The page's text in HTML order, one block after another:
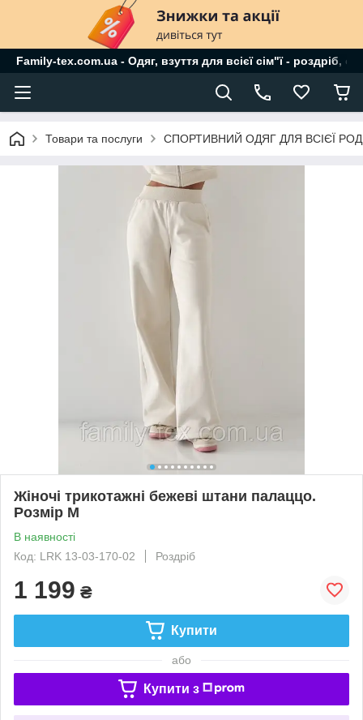
Family-tex.com.ua - Одяг, взуття для всієї сім"ї - роздріб,
Товари та послуги СПОРТИВНИЙ ОДЯГ ДЛЯ ВСІЄЇ
Жіночі трикотажні бежеві штани палаццо.
Розмір М
В наявності
Код: LRK 13-03-170-02
Роздріб
1 199 ₴
Купити
або
Купити з